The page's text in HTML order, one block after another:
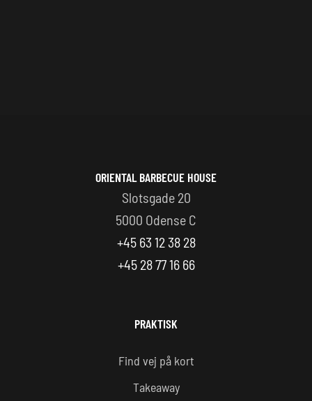
ORIENTAL BARBECUE HOUSE
Slotsgade 20
5000 Odense C
+45 63 12 38 28
+45 28 77 16 66
PRAKTISK
Find vej på kort
Takeaway